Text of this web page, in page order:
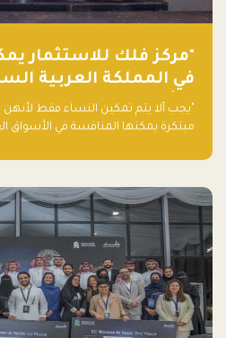
"مركز فلك للاستثمار
في المملكة العربية
ناشئة تلو الأخرى."
"يجب ألا يتم تمكين النساء فقط
مبتكرة يمكنها المنافسة في الأسواق